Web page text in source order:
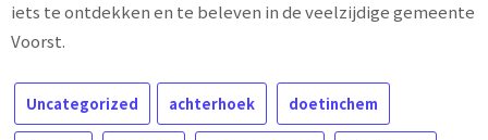
iets te ontdekken en te beleven in de veelzijdige gemeente
Voorst.
Uncategorized achterhoek doetinchem